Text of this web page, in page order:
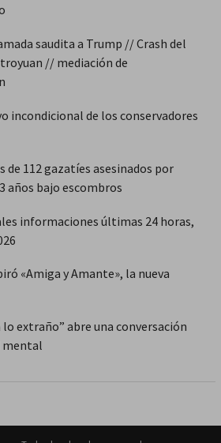
saudita a Trump // Crash del
// mediación de
incondicional de los conservadores
112 gazatíes asesinados por
años bajo escombros
informaciones últimas 24 horas,
«Amiga y Amante», la nueva
lo extraño” abre una conversación
mental